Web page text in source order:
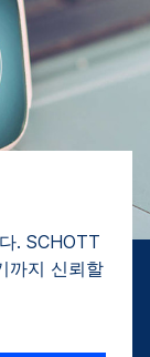
. SCHOTT
까지 신뢰할